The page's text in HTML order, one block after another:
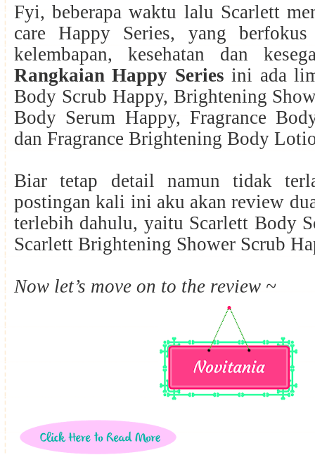
Fyi, beberapa waktu lalu Scarlett
care Happy Series, yang
kelembapan, kesehatan dan
Rangkaian Happy Series ini ada
Body Scrub Happy, Brightening
Body Serum Happy, Fragrance
dan Fragrance Brightening Body
Biar tetap detail namun tidak
postingan kali ini aku akan review
terlebih dahulu, yaitu Scarlett Body
Scarlett Brightening Shower Scrub
Now let’s move on to the review ~